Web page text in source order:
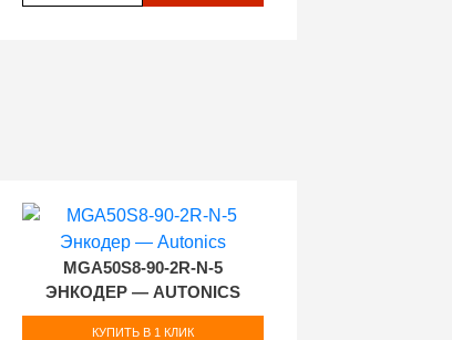
MGA50S8-90-2R-N-5
ЭНКОДЕР — AUTONICS
КУПИТЬ В 1 КЛИК